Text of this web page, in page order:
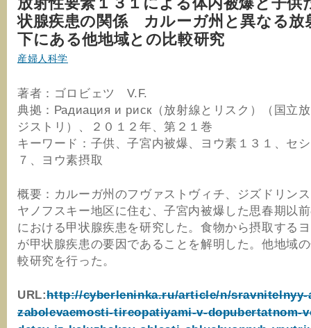
状腺疾患の関係 カルーガ州と異なる放
下にある他地域との比較研究
産婦人科学
著者：ゴロビェツ V.F.
典拠：Радиация и риск（放射線とリスク）（国立
ジストリ）、２０１２年、第２１巻
キーワード：子供、子宮内被爆、ヨウ素１３１、セ
７、ヨウ素摂取
概要：カルーガ州のフヴァストヴィチ、ジズドリン
ヤノフスキー地区に住む、子宮内被爆した思春期以
における甲状腺疾患を研究した。食物から摂取する
が甲状腺疾患の要因であることを解明した。他地域
較研究を行った。
URL:http://cyberleninka.ru/article/n/sravnitelnyy-
zabolevaemosti-tireopatiyami-v-dopubertatnom-